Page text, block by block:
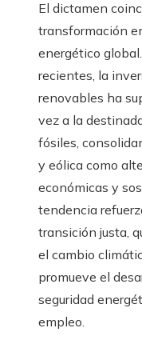
El dictamen
transformación
energético
recientes, la
renovables ha
vez a la
fósiles,
y eólica como
económicas y
tendencia
transición justa,
el cambio
promueve el
seguridad
empleo.